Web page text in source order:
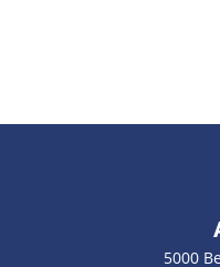
5000